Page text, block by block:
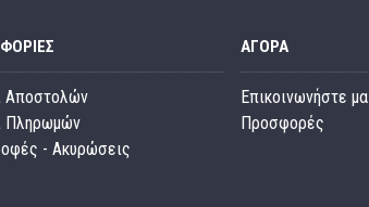
Αποστολών
Πληρωμών
- Ακυρώσεις
ΑΓΟΡΆ
Επικοινωνήστε
Προσφορές